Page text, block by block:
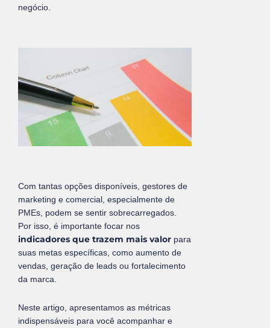
negócio.
Com tantas opções disponíveis, gestores de
marketing e comercial, especialmente de
PMEs, podem se sentir sobrecarregados.
Por isso, é importante focar nos
indicadores que trazem mais valor para
suas metas específicas, como aumento de
vendas, geração de leads ou fortalecimento
da marca.
Neste artigo, apresentamos as métricas
indispensáveis para você acompanhar e